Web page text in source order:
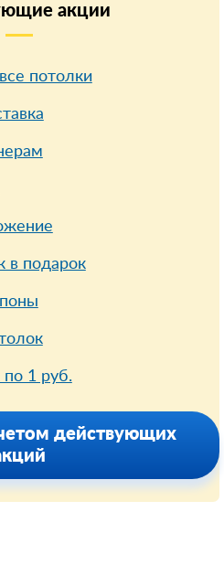
акции
потолки
в подарок
1 руб.
действующих